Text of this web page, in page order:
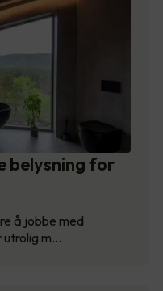
belysning for
å jobbe med
utrolig m…